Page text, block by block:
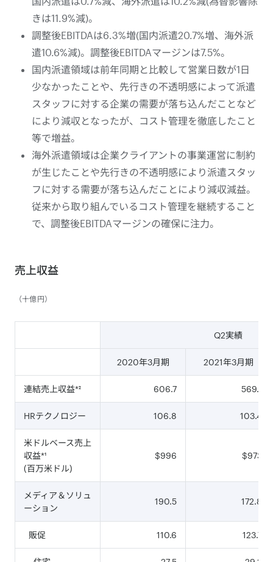
きは11.9%減)。
調整後EBITDAは6.3%増(国内派遣20.7%増、海外派
遣10.6%減)。調整後EBITDAマージンは7.5%。
国内派遣領域は前年同期と比較して営業日数が1日
少なかったことや、先行きの不透明感によって派遣
スタッフに対する企業の需要が落ち込んだことなど
により減収となったが、コスト管理を徹底したこと
等で増益。
海外派遣領域は企業クライアントの事業運営に制約
が生じたことや先行きの不透明感により派遣スタッ
フに対する需要が落ち込んだことにより減収減益。
従来から取り組んでいるコスト管理を継続すること
で、調整後EBITDAマージンの確保に注力。
売上収益
（十億円）
Q2実績
2020年3月期 2021年3月期
連結売上収益*² 606.7 569.1
HRテクノロジー 106.8 103.4
米ドルベース売上
収益*¹
(百万米ドル)
$996 $973
メディア＆ソリュ
ーション
190.5 172.8
販促 110.6 123.7